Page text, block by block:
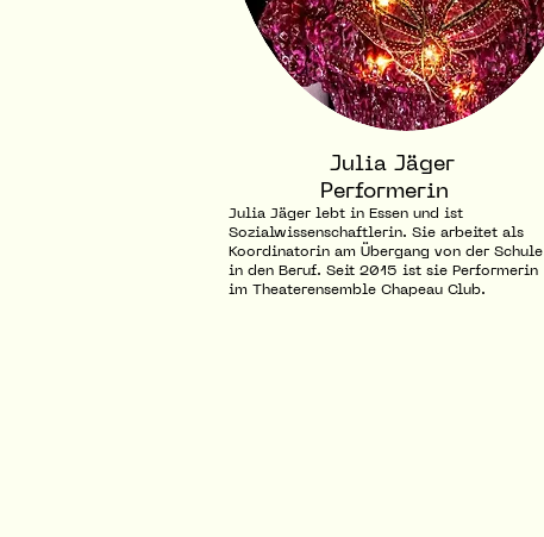
Julia Jäger
Performerin
Julia Jäger lebt in Essen und ist
Sozialwissenschaftlerin. Sie arbeitet als
Koordinatorin am Übergang von der Schule
in den Beruf. Seit 2015 ist sie Performerin
im Theaterensemble Chapeau Club.